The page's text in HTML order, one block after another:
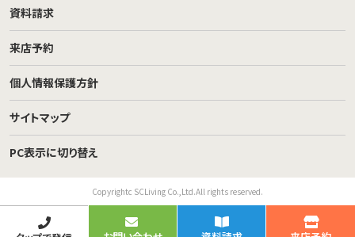
資料請求
来店予約
個人情報保護方針
サイトマップ
PC表示に切り替え
Copyrightc SCLiving Co.,Ltd.All rights reserved.